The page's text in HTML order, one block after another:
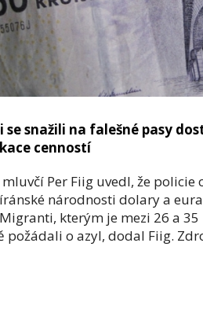
se snažili na falešné pasy
cenností
Per Fiig uvedl, že
národnosti dolary a
kterým je mezi 26 a
požádali o azyl, dodal Fiig.